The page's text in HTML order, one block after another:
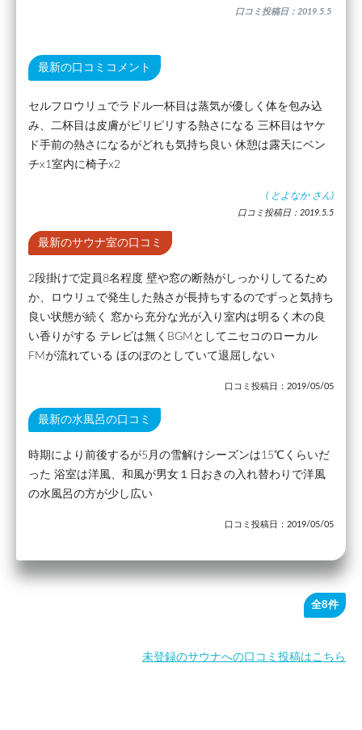
口コミ投稿日：2019.5.5
最新の口コミコメント
セルフロウリュでラドル一杯目は蒸気が優しく体を包み込
み、二杯目は皮膚がピリピリする熱さになる 三杯目はヤケ
ド手前の熱さになるがどれも気持ち良い 休憩は露天にベン
チx1室内に椅子x2
( とよなか さん)
口コミ投稿日：2019.5.5
最新のサウナ室の口コミ
2段掛けで定員8名程度 壁や窓の断熱がしっかりしてるため
か、ロウリュで発生した熱さが長持ちするのでずっと気持ち
良い状態が続く 窓から充分な光が入り室内は明るく木の良
い香りがする テレビは無くBGMとしてニセコのローカル
FMが流れている ほのぼのとしていて退屈しない
口コミ投稿日：2019/05/05
最新の水風呂の口コミ
時期により前後するが5月の雪解けシーズンは15℃くらいだ
った 浴室は洋風、和風が男女１日おきの入れ替わりで洋風
の水風呂の方が少し広い
口コミ投稿日：2019/05/05
全8件
未登録のサウナへの口コミ投稿はこちら